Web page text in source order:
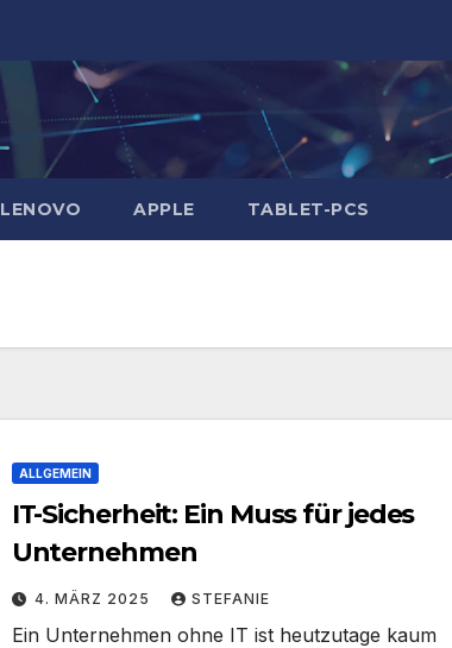
LENOVO APPLE TABLET-PCS
ALLGEMEIN
IT-Sicherheit: Ein Muss für jedes
Unternehmen
4. MÄRZ 2025 STEFANIE
Ein Unternehmen ohne IT ist heutzutage kaum